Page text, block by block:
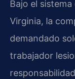
Bajo el
Virginia, la
demandado
trabajador